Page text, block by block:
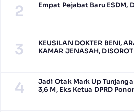
2 Empat Pejabat Baru ESDM,
3
KEUSILAN DOKTER BENI,
KAMAR JENASAH, DISOROT
4
Jadi Otak Mark Up
3,6 M, Eks Ketua DPRD